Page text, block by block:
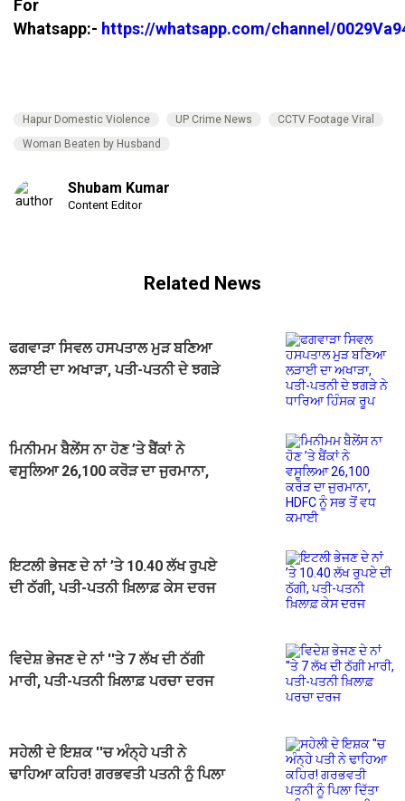
For
Whatsapp:- https://whatsapp.com/channel/
Hapur Domestic Violence UP Crime News
CCTV Footage Viral
Woman Beaten by Husband
Shubam Kumar
Content Editor
Related News
ਫਗਵਾੜਾ ਸਿਵਲ ਹਸਪਤਾਲ ਮੁੜ ਬਣਿਆ
ਲੜਾਈ ਦਾ ਅਖਾੜਾ, ਪਤੀ-ਪਤਨੀ ਦੇ ਝਗੜੇ
ਮਿਨੀਮਮ ਬੈਲੇਂਸ ਨਾ ਹੋਣ ’ਤੇ ਬੈਂਕਾਂ ਨੇ
ਵਸੂਲਿਆ 26,100 ਕਰੋੜ ਦਾ ਜੁਰਮਾਨਾ,
ਇਟਲੀ ਭੇਜਣ ਦੇ ਨਾਂ ’ਤੇ 10.40 ਲੱਖ ਰੁਪਏ
ਦੀ ਠੱਗੀ, ਪਤੀ-ਪਤਨੀ ਖ਼ਿਲਾਫ਼ ਕੇਸ ਦਰਜ
ਵਿਦੇਸ਼ ਭੇਜਣ ਦੇ ਨਾਂ ''ਤੇ 7 ਲੱਖ ਦੀ ਠੱਗੀ
ਮਾਰੀ, ਪਤੀ-ਪਤਨੀ ਖ਼ਿਲਾਫ਼ ਪਰਚਾ ਦਰਜ
ਸਹੇਲੀ ਦੇ ਇਸ਼ਕ ''ਚ ਅੰਨ੍ਹੇ ਪਤੀ ਨੇ
ਢਾਹਿਆ ਕਹਿਰ! ਗਰਭਵਤੀ ਪਤਨੀ ਨੂੰ ਪਿਲਾ